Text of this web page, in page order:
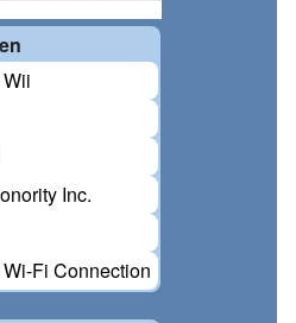
Inc.
Fi Connection